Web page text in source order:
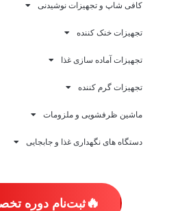
کافی شاپ و تجهیزات نوشیدنی
تجهیزات خنک کننده
تجهیزات آماده سازی غذا
تجهیزات گرم کننده
ماشین ظرفشویی و ملزومات
دستگاه های نگهداری غذا و جابجایی
🔥ثبت‌نام دوره